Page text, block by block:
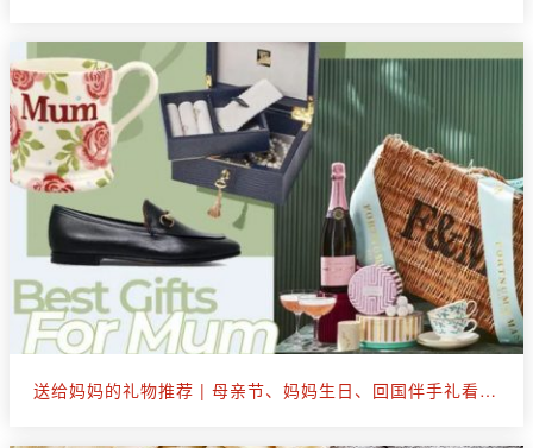
送给妈妈的礼物推荐 | 母亲节、妈妈生日、回国伴手礼看这篇就够了